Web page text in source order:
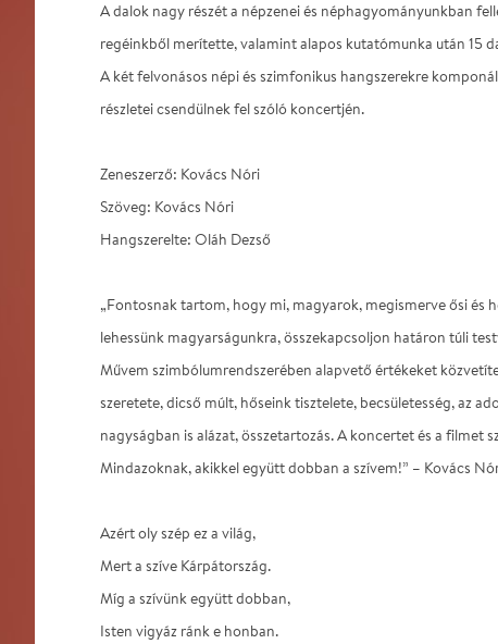
A dalok nagy részét a népzenei és néphagyományunkban
regéinkből merítette, valamint alapos kutatómunka után 15
A két felvonásos népi és szimfonikus hangszerekre
részletei csendülnek fel szóló koncertjén.
Zeneszerző: Kovács Nóri
Szöveg: Kovács Nóri
Hangszerelte: Oláh Dezső
„Fontosnak tartom, hogy mi, magyarok, megismerve ősi és
lehessünk magyarságunkra, összekapcsoljon határon túli
Művem szimbólumrendszerében alapvető értékeket
szeretete, dicső múlt, hőseink tisztelete, becsületesség, az
nagyságban is alázat, összetartozás. A koncertet és a filmet
Mindazoknak, akikkel együtt dobban a szívem!” – Kovács
Azért oly szép ez a világ,
Mert a szíve Kárpátország.
Míg a szívünk együtt dobban,
Isten vigyáz ránk e honban.